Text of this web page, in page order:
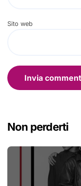
Sito web
Non perderti